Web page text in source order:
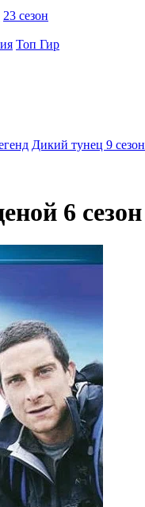
23 сезон
Топ Гир
Дикий тунец 9 сезон
6 сезон